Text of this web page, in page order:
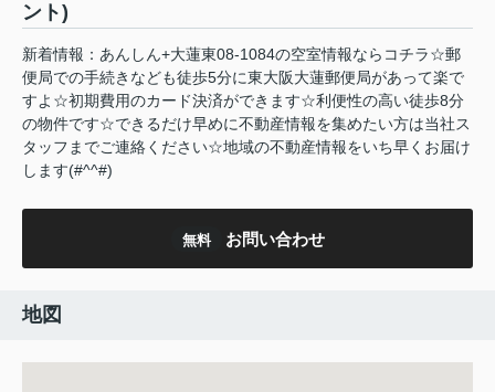
ント)
新着情報：あんしん+大蓮東08-1084の空室情報ならコチラ☆郵
便局での手続きなども徒歩5分に東大阪大蓮郵便局があって楽で
すよ☆初期費用のカード決済ができます☆利便性の高い徒歩8分
の物件です☆できるだけ早めに不動産情報を集めたい方は当社ス
タッフまでご連絡ください☆地域の不動産情報をいち早くお届け
します(#^^#)
無料 お問い合わせ
地図